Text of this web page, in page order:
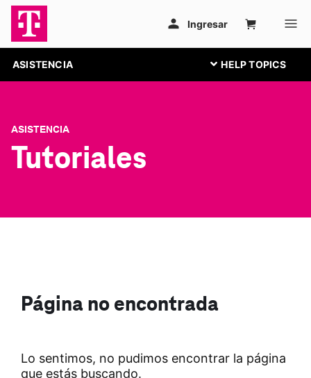
ASISTENCIA
ASISTENCIA
Tutoriales